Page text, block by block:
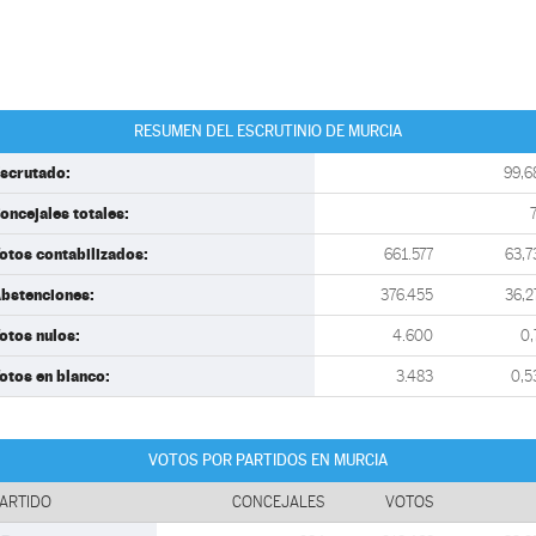
RESUMEN DEL ESCRUTINIO DE MURCIA
totales:
contabilizados: 661.577
376.455
nulos: 4.600
en blanco: 3.483
VOTOS POR PARTIDOS EN MURCIA
CONCEJALES VOTOS